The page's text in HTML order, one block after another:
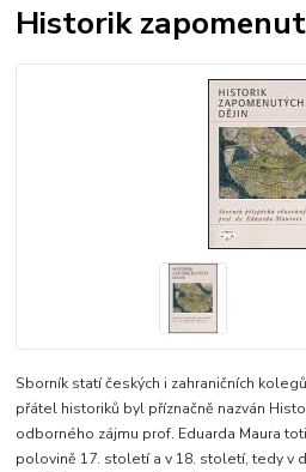
Historik
Sborník statí českých i zahraničních
přátel historiků byl příznačně nazván
odborného zájmu prof. Eduarda Maura
polovině 17. století a v 18. století, tedy v